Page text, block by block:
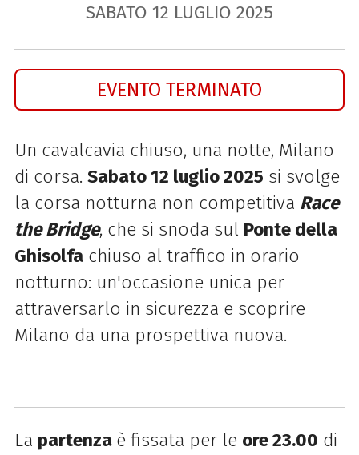
SABATO 12 LUGLIO 2025
EVENTO TERMINATO
Un cavalcavia chiuso, una notte, Milano
di corsa. Sabato 12 luglio 2025 si svolge
la corsa notturna non competitiva Race
the Bridge, che si snoda sul Ponte della
Ghisolfachiuso al traffico in orario
notturno: un'occasione unica per
attraversarlo in sicurezza e scoprire
Milano da una prospettiva nuova.
La partenza è fissata per le ore 23.00 di